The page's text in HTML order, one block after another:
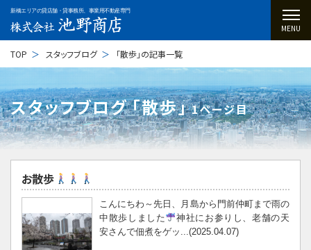
新橋エリアの貸店舗・貸事務所、事業用不動産専門
MENU
TOP スタッフブログ 「散歩」の記事一覧
スタッフブログ ｢散歩｣1ページ目
お散歩
こんにちわ～先日、月島から門前仲町まで雨の
中散歩しました
神社にお参りし、老舗の天
安さんで佃煮をゲッ...(2025.04.07)